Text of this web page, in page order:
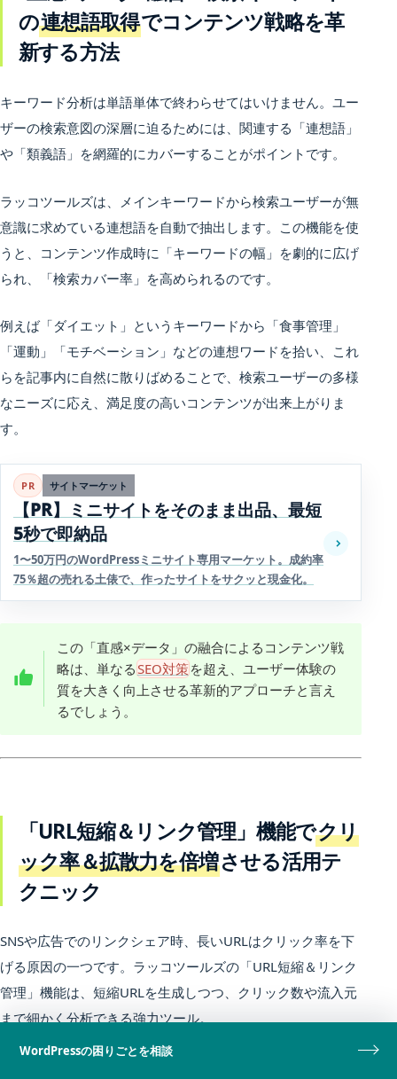
の連想語取得でコンテンツ戦略を革
新する方法
キーワード分析は単語単体で終わらせてはいけません。ユー
ザーの検索意図の深層に迫るためには、関連する「連想語」
や「類義語」を網羅的にカバーすることがポイントです。
ラッコツールズは、メインキーワードから検索ユーザーが無
意識に求めている連想語を自動で抽出します。この機能を使
うと、コンテンツ作成時に「キーワードの幅」を劇的に広げ
られ、「検索カバー率」を高められるのです。
例えば「ダイエット」というキーワードから「食事管理」
「運動」「モチベーション」などの連想ワードを拾い、これ
らを記事内に自然に散りばめることで、検索ユーザーの多様
なニーズに応え、満足度の高いコンテンツが出来上がりま
す。
PR サイトマーケット
【PR】ミニサイトをそのまま出品、最短
5秒で即納品
1〜50万円のWordPressミニサイト専用マーケット。成約率
75％超の売れる土俵で、作ったサイトをサクッと現金化。
この「直感×データ」の融合によるコンテンツ戦
略は、単なるSEO対策を超え、ユーザー体験の
質を大きく向上させる革新的アプローチと言え
るでしょう。
「URL短縮＆リンク管理」機能でクリ
ック率＆拡散力を倍増させる活用テ
クニック
SNSや広告でのリンクシェア時、長いURLはクリック率を下
げる原因の一つです。ラッコツールズの「URL短縮＆リンク
管理」機能は、短縮URLを生成しつつ、クリック数や流入元
まで細かく分析できる強力ツール。
WordPressの困りごとを相談